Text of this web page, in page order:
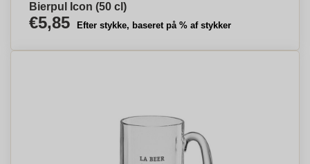
Bierpul Icon (50 cl)
€5,85 Efter stykke, baseret på % af stykker